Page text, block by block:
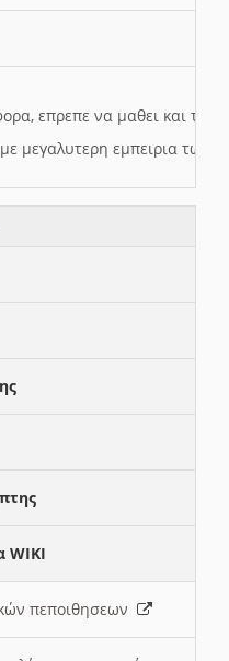
επρεπε να μαθει και το
μεγαλυτερη εμπειρια
WIKI
πεποιθησεων